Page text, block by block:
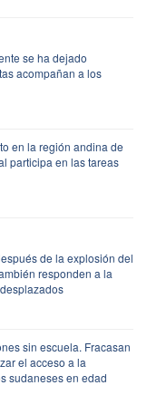
se ha dejado
acompañan a los
en la región andina de
participa en las tareas
de la explosión del
responden a la
sin escuela. Fracasan
el acceso a la
sudaneses en edad